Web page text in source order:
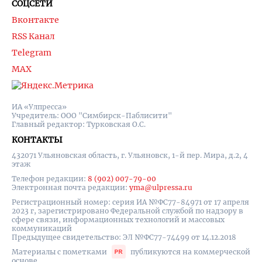
ИА «Улпресса»
Учредитель: ООО "Симбирск-Паблисити"
Главный редактор: Турковская О.С.
КОНТАКТЫ
432071 Ульяновская область, г. Ульяновск, 1-й пер. Мира, д.2, 4
этаж
Телефон редакции: 8 (902) 007-79-00
Электронная почта редакции: yma@ulpressa.ru
Регистрационный номер: серия ИА №ФС77-84971 от 17 апреля
2023 г, зарегистрировано Федеральной службой по надзору в
сфере связи, информационных технологий и массовых
коммуникаций
Предыдущее свидетельство: ЭЛ №ФС77-74499 от 14.12.2018
Материалы с пометками
публикуются на коммерческой
СОЦСЕТИ
Вконтакте
RSS Канал
Telegram
MAX